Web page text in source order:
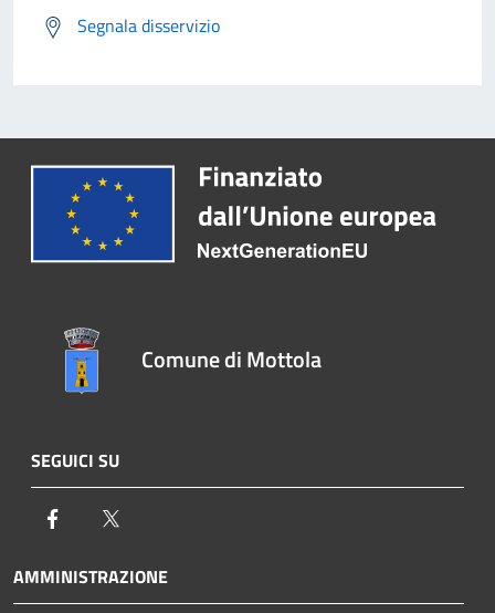
Segnala disservizio
Comune di Mottola
SEGUICI SU
Facebook
AMMINISTRAZIONE